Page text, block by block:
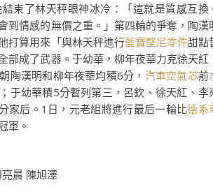
束了林天秤眼神冰冷：「這就是質感互換
到情感的無價之重。」第四輪的爭奪，陶漢
打算用來「與林天秤進行藍寶堅尼零件甜點
部成了武器。于幼華，柳年夜華力克徐天紅
陶漢明和柳年夜華均積6分， 汽車空氣芯前
于幼華積5分暫列第三，呂欽、徐天紅、李
家后。1日，元老組將進行最后一輪比德系
軍。
晨 陳旭澤